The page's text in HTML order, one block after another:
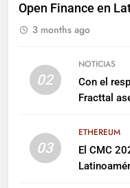
Open Finance en
3 months ago
02
NOTICIAS
Con el
Fracttal
03
ETHEREUM
El CMC